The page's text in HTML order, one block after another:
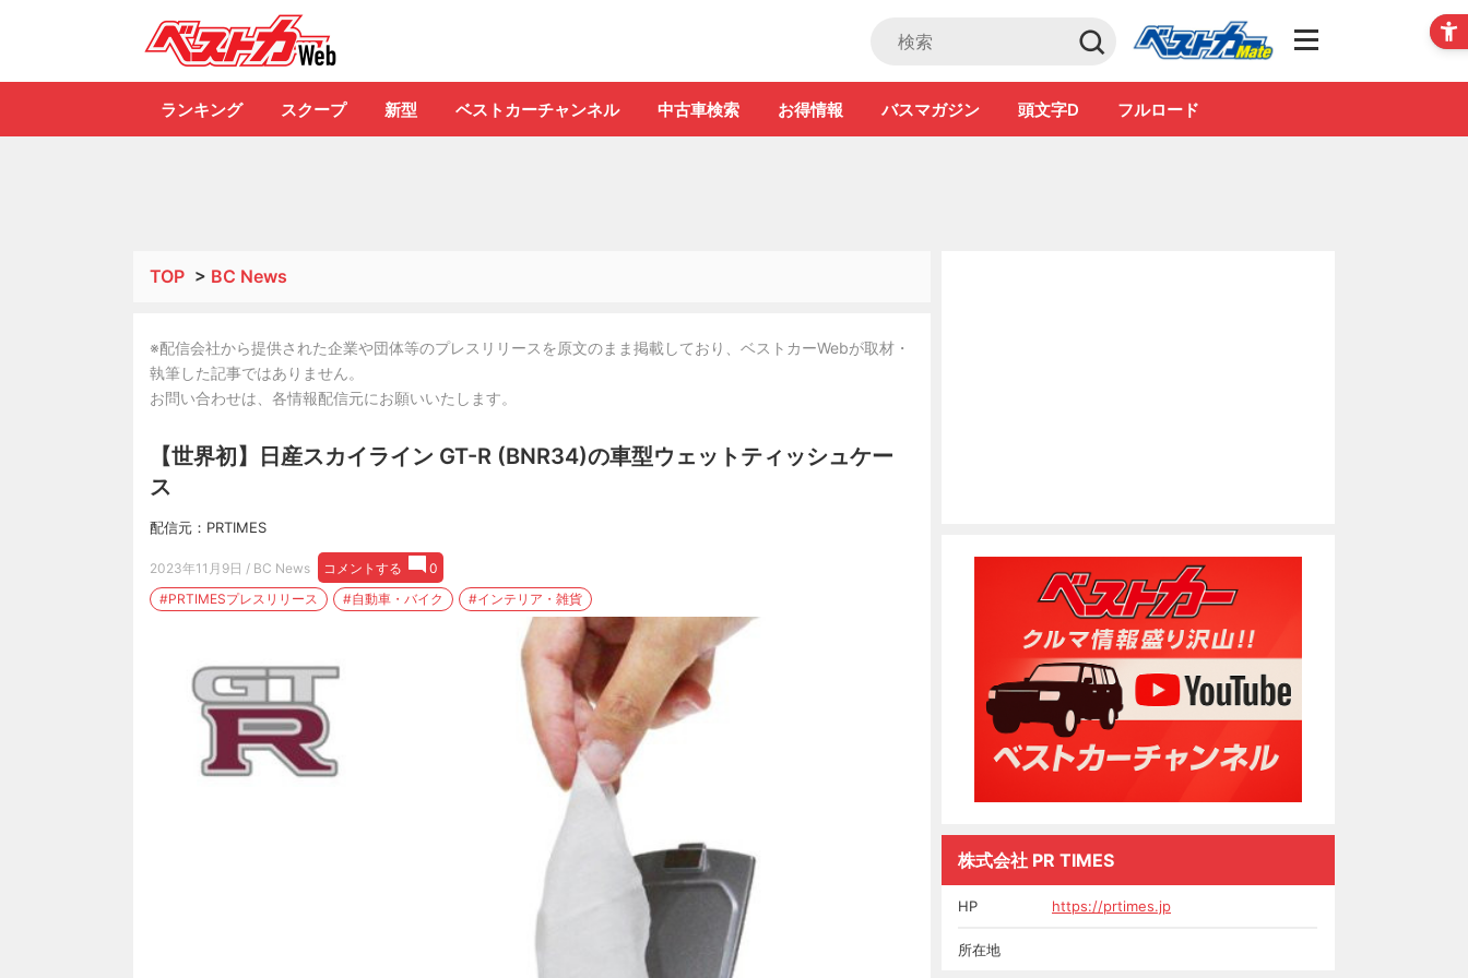
Club
ランキング スクープ 新型 ベストカーチャンネル 中古車検索 お得情報 バスマガジン 頭文字D フルロード
TOP > BC News
※配信会社から提供された企業や団体等のプレスリリースを原文のまま掲載しており、ベストカーWebが取材・
執筆した記事ではありません。
お問い合わせは、各情報配信元にお願いいたします。
【世界初】日産スカイライン GT-R (BNR34)の車型ウェットティッシュケー
ス
配信元：PRTIMES
2023年11月9日 / BC News コメントする
0
#PRTIMESプレスリリース
#自動車・バイク #インテリア・雑貨
株式会社 PR TIMES
HP https://prtimes.jp
所在地